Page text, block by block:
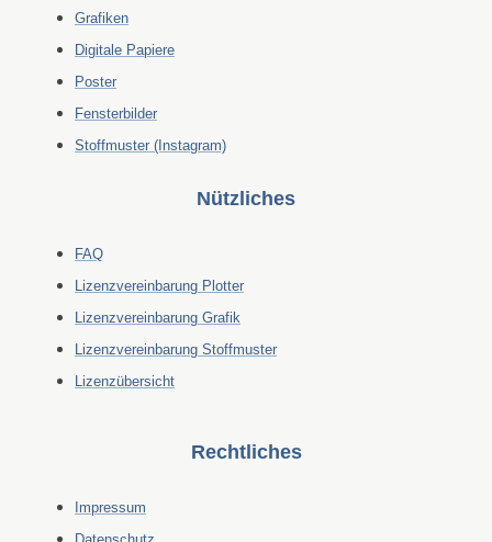
Grafiken
Digitale Papiere
Poster
Fensterbilder
Stoffmuster (Instagram)
Nützliches
FAQ
Lizenzvereinbarung Plotter
Lizenzvereinbarung Grafik
Lizenzvereinbarung Stoffmuster
Lizenzübersicht
Rechtliches
Impressum